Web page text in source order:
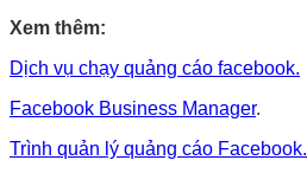
Xem thêm:
Dịch vụ chạy quảng cáo facebook.
Facebook Business Manager.
Trình quản lý quảng cáo Facebook.